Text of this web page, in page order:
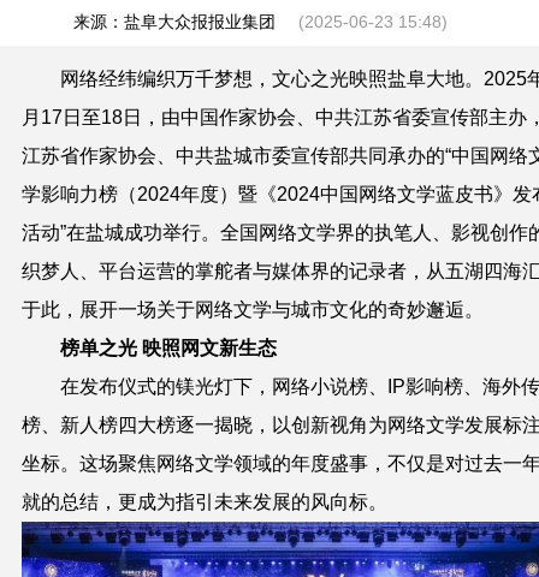
来源：盐阜大众报报业集团 (2025-06-23 15:48)
网络经纬编织万千梦想，文心之光映照盐阜大地。2025
月17日至18日，由中国作家协会、中共江苏省委宣传部主办
江苏省作家协会、中共盐城市委宣传部共同承办的“中国网络
学影响力榜（2024年度）暨《2024中国网络文学蓝皮书》发
活动”在盐城成功举行。全国网络文学界的执笔人、影视创作
织梦人、平台运营的掌舵者与媒体界的记录者，从五湖四海
于此，展开一场关于网络文学与城市文化的奇妙邂逅。
榜单之光 映照网文新生态
在发布仪式的镁光灯下，网络小说榜、IP影响榜、海外
榜、新人榜四大榜逐一揭晓，以创新视角为网络文学发展标
坐标。这场聚焦网络文学领域的年度盛事，不仅是对过去一
就的总结，更成为指引未来发展的风向标。